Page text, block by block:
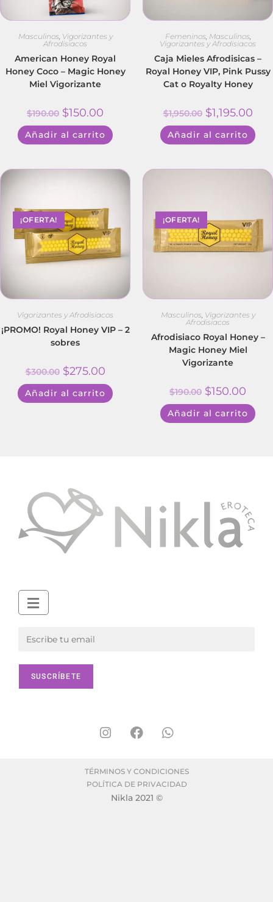
Masculinos Vigorizantes y
Afrodisiacos
American Honey Royal
Honey Coco – Magic Honey
Miel Vigorizante
$190.00 $150.00
Añadir al carrito
Femeninos Masculinos
Vigorizantes y Afrodisiacos
Caja Mieles Afrodisicas –
Royal Honey VIP, Pink Pussy
Cat o Royalty Honey
$1,950.00 $1,195.00
Añadir al carrito
¡OFERTA!
Vigorizantes y Afrodisiacos
¡PROMO! Royal Honey VIP – 2
sobres
$300.00 $275.00
Añadir al carrito
¡OFERTA!
Masculinos Vigorizantes y
Afrodisiacos
Afrodisiaco Royal Honey –
Magic Honey Miel
Vigorizante
$190.00 $150.00
Añadir al carrito
TÉRMINOS Y CONDICIONES
POLÍTICA DE PRIVACIDAD
Nikla 2021 ©